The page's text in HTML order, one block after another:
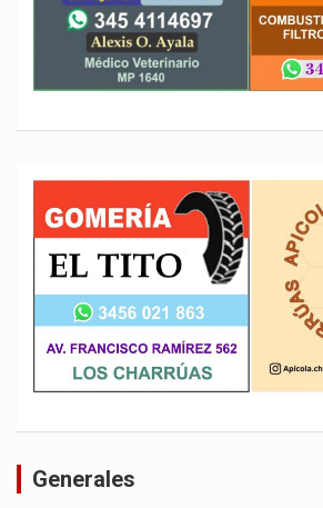
Generales